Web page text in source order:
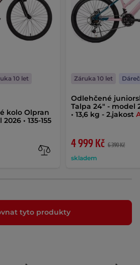
kolo Olpran
• 135-155
10 let
Odlehčené
Talpa 24" - model
• 13,6 kg - 2.jakost
4 999 Kč 6 390 Kč
skladem
Záruka 10 let
tyto produkty